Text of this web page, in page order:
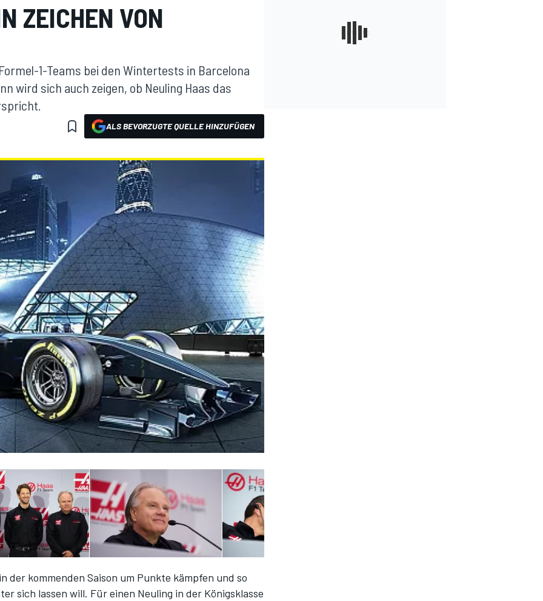
ZEICHEN VON
1-Teams bei den Wintertests in Barcelona
wird sich auch zeigen, ob Neuling Haas das
ALS BEVORZUGTE QUELLE HINZUFÜGEN
der kommenden Saison um Punkte kämpfen und so
sich lassen will. Für einen Neuling in der Königsklasse